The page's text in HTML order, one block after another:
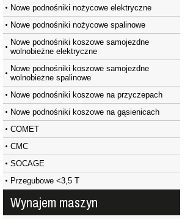
Nowe podnośniki nożycowe elektryczne
Nowe podnośniki nożycowe spalinowe
Nowe podnośniki koszowe samojezdne
wolnobieżne elektryczne
Nowe podnośniki koszowe samojezdne
wolnobieżne spalinowe
Nowe podnośniki koszowe na przyczepach
Nowe podnośniki koszowe na gąsienicach
COMET
CMC
SOCAGE
Przegubowe <3,5 T
Wynajem maszyn